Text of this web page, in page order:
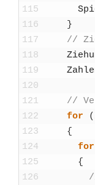
115
116
117
118
119
120
121
122
123
124
125
126
}
//
//
for
(
{
for
{